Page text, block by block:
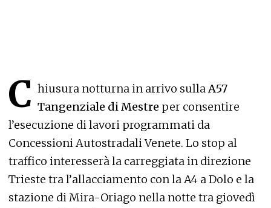
C hiusura notturna in arrivo sullaA57
Tangenziale di Mestre per consentire
l’esecuzione di lavori programmati da
Concessioni Autostradali Venete. Lo stop al
traffico interesserà la carreggiata in direzione
Trieste tra l’allacciamento con la A4 a Dolo e la
stazione di Mira-Oriago nella notte tra giovedì